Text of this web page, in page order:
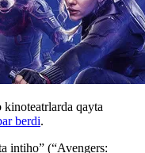
qayta
berdi.
intiho” (“Avengers: